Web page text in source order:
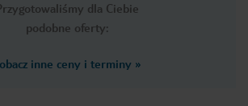
dla Ciebie
podobne oferty:
inne ceny i terminy »